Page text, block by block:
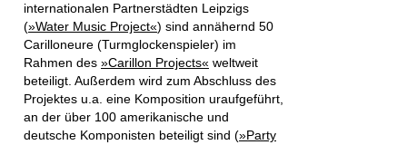
internationalen Partnerstädten Leipzigs
(»Water Music Project«) sind annähernd 50
Carilloneure (Turmglockenspieler) im
Rahmen des »Carillon Projects« weltweit
beteiligt. Außerdem wird zum Abschluss des
Projektes u.a. eine Komposition uraufgeführt,
an der über 100 amerikanische und
deutsche Komponisten beteiligt sind (»Party